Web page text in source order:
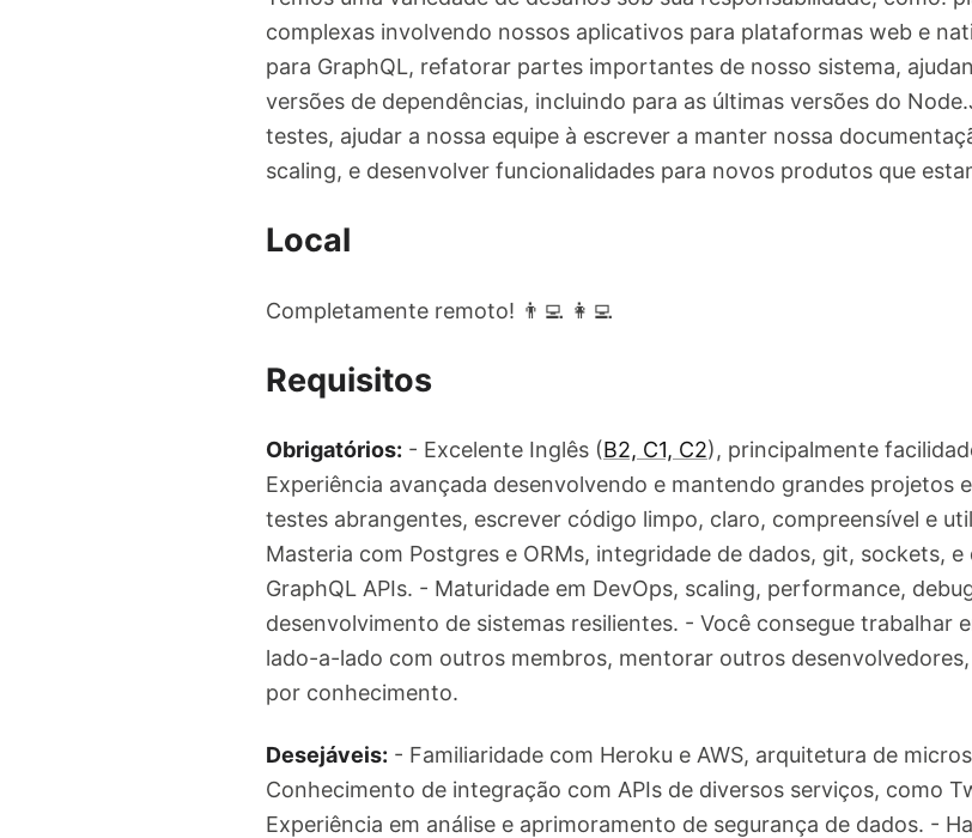
complexas involvendo nossos aplicativos para plataformas web e
para GraphQL, refatorar partes importantes de nosso sistema,
versões de dependências, incluindo para as últimas versões do
testes, ajudar a nossa equipe à escrever a manter nossa
scaling, e desenvolver funcionalidades para novos produtos que
Local
Completamente remoto! 👨‍💻 👩‍💻
Requisitos
Obrigatórios: - Excelente Inglês (B2, C1, C2), principalmente
Experiência avançada desenvolvendo e mantendo grandes projetos
testes abrangentes, escrever código limpo, claro, compreensível e
Masteria com Postgres e ORMs, integridade de dados, git, sockets,
GraphQL APIs. - Maturidade em DevOps, scaling, performance,
desenvolvimento de sistemas resilientes. - Você consegue trabalhar
lado-a-lado com outros membros, mentorar outros
por conhecimento.
Desejáveis: - Familiaridade com Heroku e AWS, arquitetura de
Conhecimento de integração com APIs de diversos serviços, como
Experiência em análise e aprimoramento de segurança de dados. -